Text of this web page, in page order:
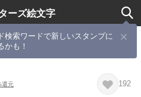
ーズ絵文字
検索ワードで新しいスタンプに
かも！
たいな♡北欧風♡絵文字
還元 192